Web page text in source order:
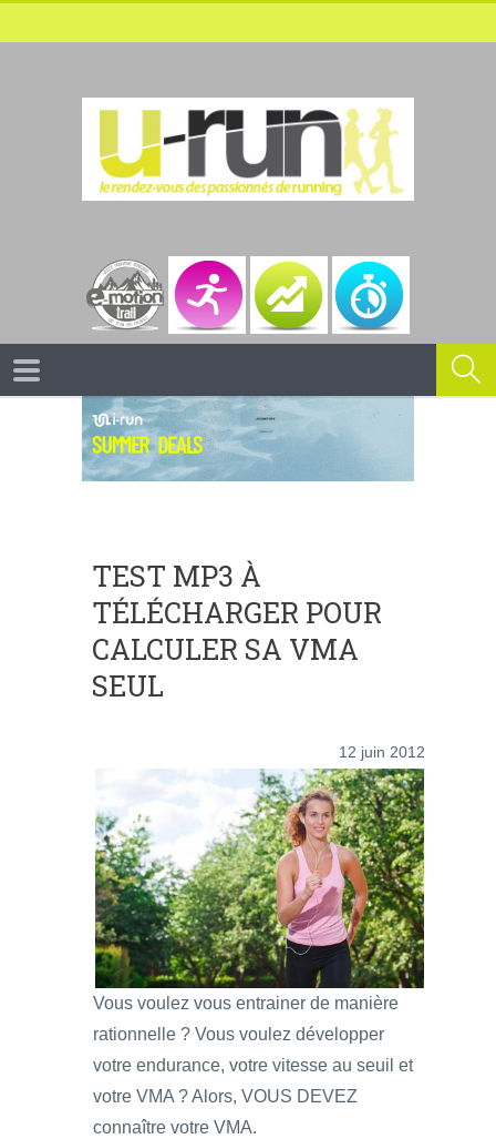
TEST MP3 À
TÉLÉCHARGER POUR
CALCULER SA VMA
SEUL
12 juin 2012
Vous voulez vous entrainer de manière
rationnelle ? Vous voulez développer
votre endurance, votre vitesse au seuil et
votre VMA ? Alors, VOUS DEVEZ
connaître votre VMA.